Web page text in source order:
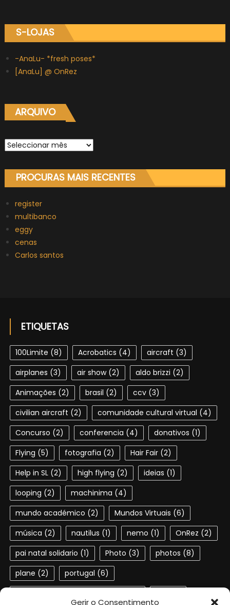
Gerir o Consentimento
S-LOJAS
-AnaLu- *fresh poses*
[AnaLu] @ OnRez
ARQUIVO
Arquivo
PROCURAS MAIS RECENTES
register
multibanco
eggy
cenas
Carlos santos
ETIQUETAS
100Limite (8) Acrobatics (4) aircraft (3)
airplanes (3) air show(2) aldo brizzi (2)
Animações (2) brasil (2) ccv(3)
civilian aircraft (2) comunidade cultural virtual (4)
Concurso (2) conferencia (4) donativos (1)
Flying (5) fotografia (2) Hair Fair(2)
Help in SL(2) high flying (2) ideias (1)
looping (2) machinima (4)
mundo académico (2) Mundos Virtuais (6)
música (2) nautilus (1) nemo (1) OnRez (2)
pai natal solidario (1) Photo (3) photos (8)
plane (2) portugal (6)